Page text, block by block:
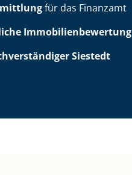
für das Finanzamt
Im­mo­bi­li­en­be­wer­tung
Siestedt